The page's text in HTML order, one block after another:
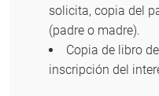
solicita, copia del
(padre o madre).
Copia de libro
inscripción del